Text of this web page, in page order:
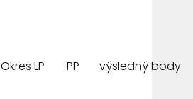
Okres LP PP výslednýbody